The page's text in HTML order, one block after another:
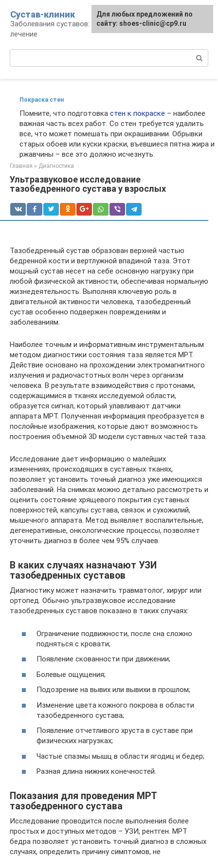
контенту
Сустав-клиник
Заболевания суставов: профилактика и
лечение
Покраска стен
Помните, что подготовка стен к покраске – наиболее
важная часть всех работ. Со стен требуется удалить
все, что может помешать при окрашивании. Обрывки
старых обоев или куски краски, въевшиеся пятна жира и
ржавчины – все это должно исчезнуть.
Главная » Диагностика
Ультразвуковое исследование
тазобедренного сустава у взрослых
Тазобедренный сустав образован верхней частью
бедренной кости и вертлужной впадиной таза. Этот
мощный сустав несет на себе основную нагрузку при
любой физической активности, обеспечивая нормальную
жизнедеятельность. Выполняя ключевую роль в
двигательной активности человека, тазобедренный
сустав особенно подвержен повреждениям и
заболеваниям.
Наиболее точным и информативным инструментальным
методом диагностики состояния таза является МРТ.
Действие основано на прохождении электромагнитного
излучения и радиочастотных волн через организм
человека. В результате взаимодействия с протонами,
содержащимися в тканях исследуемой области,
образуется сигнал, который улавливают датчики
аппарата МРТ. Полученная информация преобразуется в
послойные изображения, которые дают возможность
построения объемной 3D модели суставных частей таза.
Исследование дает информацию о малейших
изменениях, происходящих в суставных тканях,
позволяет установить точный диагноз уже имеющихся
заболеваний. На снимках можно детально рассмотреть и
оценить состояние хрящевого покрытия суставных
поверхностей, капсулы сустава, связок и сухожилий,
мышечного аппарата. Метод выявляет воспалительные,
дегенеративные, онкологические процессы, позволяет
уточнить диагноз в более чем 95% случаев.
В каких случаях назначают УЗИ
тазобедренных суставов
Диагностику может назначить травматолог, хирург или
ортопед. Обычно ультразвуковое исследование
тазобедренных суставов показано в таких случаях:
Ограничение подвижности, после сна сложно
подняться с кровати;
Появление скованности при движении;
Болевые ощущения;
Подозрение на вывих или вывихи в прошлом;
Изменение цвета кожного покрова в области
тазобедренного сустава;
Появление отчетливого хруста в суставе при
физических нагрузках;
Частые спазмы мышц в области ягодиц и бедер;
Разная длина нижних конечностей.
Показания для проведения МРТ
тазобедренного сустава
Исследование проводится после выполнения более
простых и доступных методов – УЗИ, рентген. МРТ
бедра позволяет установить точный диагноз в сложных
случаях, определить причину симптомов, не
Для любых предложений по
сайту: shoes-clinic@cp9.ru